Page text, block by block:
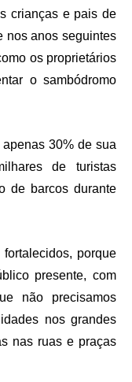
crianças e pais de
nos anos seguintes
os proprietários
o sambódromo
30% de sua
de turistas
de barcos durante
porque
presente, com
não precisamos
nos grandes
nas ruas e praças